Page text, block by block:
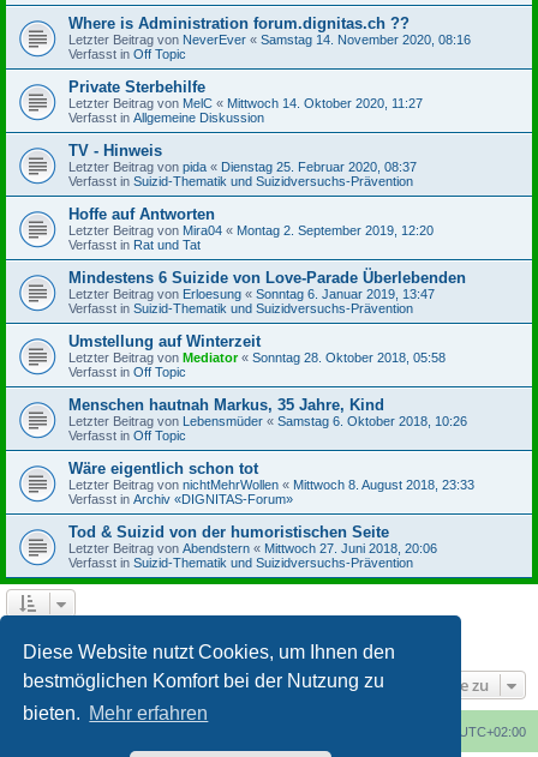
Diese Website nutzt Cookies, um Ihnen den
bestmöglichen Komfort bei der Nutzung zu
bieten. Mehr erfahren
Where is Administration forum.dignitas.ch ??
Letzter Beitrag von NeverEver « Samstag 14. November 2020, 08:16
Verfasst in Off Topic
Private Sterbehilfe
Letzter Beitrag von MelC « Mittwoch 14. Oktober 2020, 11:27
Verfasst in Allgemeine Diskussion
TV - Hinweis
Letzter Beitrag von pida « Dienstag 25. Februar 2020, 08:37
Verfasst in Suizid-Thematik und Suizidversuchs-Prävention
Hoffe auf Antworten
Letzter Beitrag von Mira04 « Montag 2. September 2019, 12:20
Verfasst in Rat und Tat
Mindestens 6 Suizide von Love-Parade Überlebenden
Letzter Beitrag von Erloesung « Sonntag 6. Januar 2019, 13:47
Verfasst in Suizid-Thematik und Suizidversuchs-Prävention
Umstellung auf Winterzeit
Letzter Beitrag von Mediator« Sonntag 28. Oktober 2018, 05:58
Verfasst in Off Topic
Menschen hautnah Markus, 35 Jahre, Kind
Letzter Beitrag von Lebensmüder « Samstag 6. Oktober 2018, 10:26
Verfasst in Off Topic
Wäre eigentlich schon tot
Letzter Beitrag von nichtMehrWollen « Mittwoch 8. August 2018, 23:33
Verfasst in Archiv «DIGNITAS-Forum»
Tod & Suizid von der humoristischen Seite
Letzter Beitrag von Abendstern « Mittwoch 27. Juni 2018, 20:06
Verfasst in Suizid-Thematik und Suizidversuchs-Prävention
Gehe zu
UTC+02:00